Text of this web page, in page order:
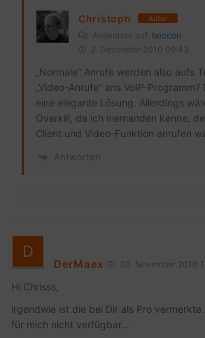
Christoph Autor
Antworten auf beccon
2. Dezember 2010 09:43
„Normale“ Anrufe werden also aufs
„Video-Anrufe“ ans VoIP-
eine elegante Lösung. Allerdings
Overkill, da ich niemanden kenne,
Client und Video-Funktion anrufen
Antworten
DerMaex 30. November 2010
Hi Chrisss,
irgendwie ist die bei Dir als Pro
für mich nicht verfügbar…